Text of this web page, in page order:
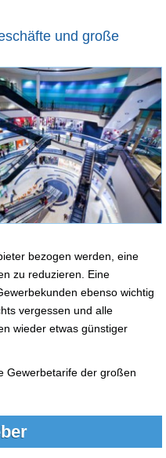
und große
bezogen werden, eine
zu reduzieren. Eine
ebenso wichtig
vergessen und alle
wieder etwas günstiger
Gewerbetarife der großen